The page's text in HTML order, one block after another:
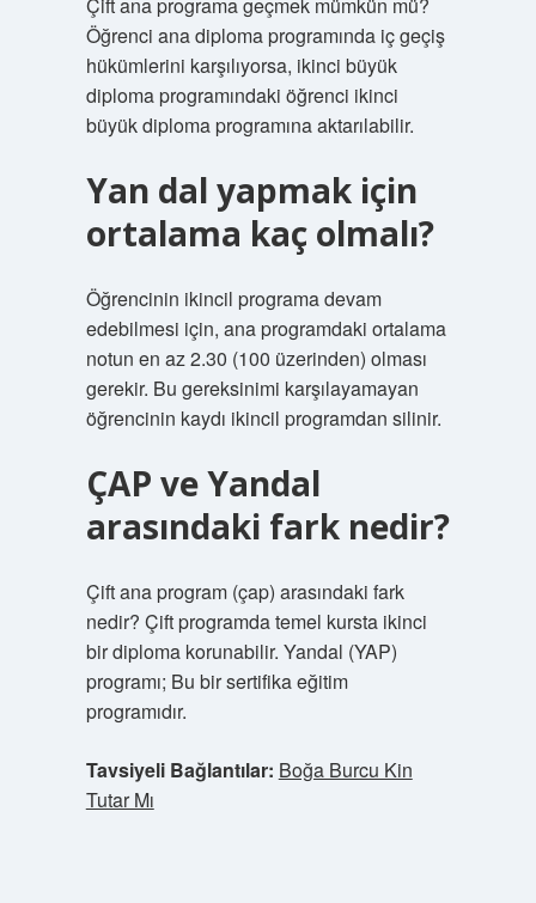
Öğrenci ana diploma programında iç geçiş
hükümlerini karşılıyorsa, ikinci büyük
diploma programındaki öğrenci ikinci
büyük diploma programına aktarılabilir.
Yan dal yapmak için
ortalama kaç olmalı?
Öğrencinin ikincil programa devam
edebilmesi için, ana programdaki ortalama
notun en az 2.30 (100 üzerinden) olması
gerekir. Bu gereksinimi karşılayamayan
öğrencinin kaydı ikincil programdan silinir.
ÇAP ve Yandal
arasındaki fark nedir?
Çift ana program (çap) arasındaki fark
nedir? Çift programda temel kursta ikinci
bir diploma korunabilir. Yandal (YAP)
programı; Bu bir sertifika eğitim
programıdır.
Tavsiyeli Bağlantılar: Boğa Burcu Kin
Tutar Mı